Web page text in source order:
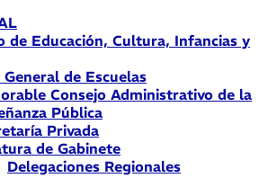
de Educación, Cultura, Infancias y
de Escuelas
Consejo Administrativo de la
Pública
Privada
de Gabinete
Delegaciones Regionales